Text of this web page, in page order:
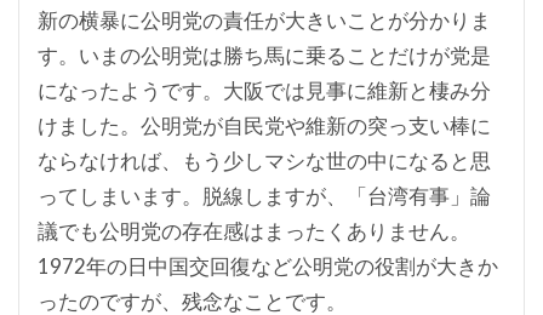
新の横暴に公明党の責任が大きいことが分かりま
す。いまの公明党は勝ち馬に乗ることだけが党是
になったようです。大阪では見事に維新と棲み分
けました。公明党が自民党や維新の突っ支い棒に
ならなければ、もう少しマシな世の中になると思
ってしまいます。脱線しますが、「台湾有事」論
議でも公明党の存在感はまったくありません。
1972年の日中国交回復など公明党の役割が大きか
ったのですが、残念なことです。